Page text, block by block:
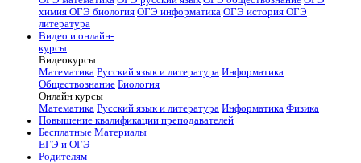
химия ОГЭ биология ОГЭ информатика ОГЭ история ОГЭ
литература
Видео и онлайн-
курсы
Видеокурсы
Математика Русский язык и литература Информатика
Обществознание Биология
Онлайн курсы
Математика Русский язык и литература Информатика Физика
Повышение квалификации преподавателей
Бесплатные Материалы
ЕГЭ и ОГЭ
Родителям